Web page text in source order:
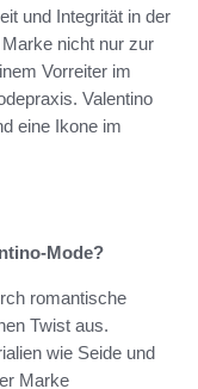
und Integrität in der
nicht nur zur
Vorreiter im
Valentino
eine Ikone im
Mode?
romantische
Twist aus.
wie Seide und
Marke